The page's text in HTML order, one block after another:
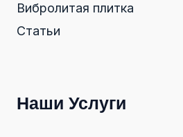
Вибролитая плитка
Статьи
Наши Услуги